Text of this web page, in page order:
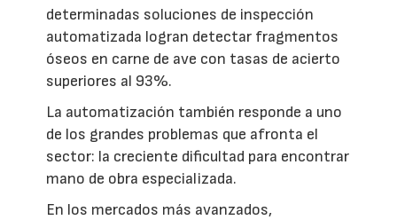
determinadas soluciones de inspección
automatizada logran detectar fragmentos
óseos en carne de ave con tasas de acierto
superiores al 93%.
La automatización también responde a uno
de los grandes problemas que afronta el
sector: la creciente dificultad para encontrar
mano de obra especializada.
En los mercados más avanzados,